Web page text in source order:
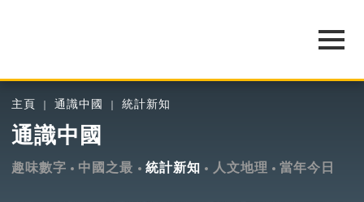
主頁 通識中國 統計新知
通識中國
趣味數字 中國之最 統計新知 人文地理 當年今日